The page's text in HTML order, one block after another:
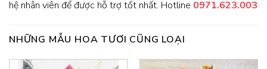
hệ nhân viên để được hỗ trợ tốt nhất. Hotline 0971.623.003
NHỮNG MẪU HOA TƯƠI CŨNG LOẠI